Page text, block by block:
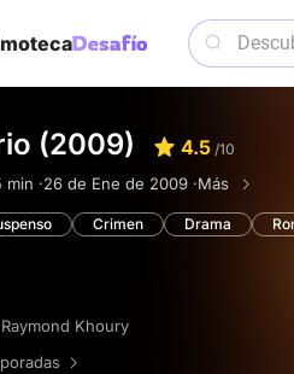
(2009) 4.5 /10
min ·26 de Ene de 2009 ·Más
Crimen Drama
Raymond Khoury